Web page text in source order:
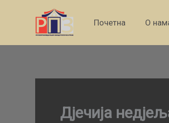
Почетна О
Дјечија